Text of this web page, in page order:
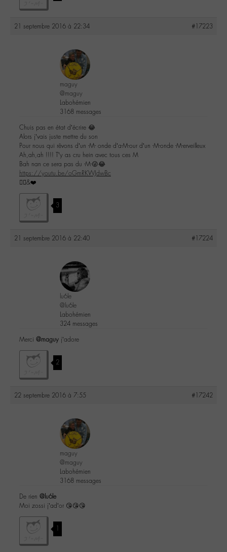
21 septembre 2016 à 22:34 #17223
maguy
@maguy
Labohémien
3168 messages
Chuis pas en état d’écrire 😂
Alors j’vais juste mettre du son
Pour nous qui rêvons d’un -M- onde d’a-M-our d’un -M-onde -M-erveilleux
Ah,ah,ah !!!! T’y as cru hein avec tous ces M
Bah nan ce sera pas du -M-😜😂
https://youtu.be/oGmRKWJdwBc
✌🏼️&❤️
3
21 septembre 2016 à 22:40 #17224
lu6le
@lu6le
Labohémien
324 messages
Merci @maguy j’adore
2
22 septembre 2016 à 7:55 #17242
maguy
@maguy
Labohémien
3168 messages
De rien @lu6le
Moi zossi j’ad’or 😘😘😘
1